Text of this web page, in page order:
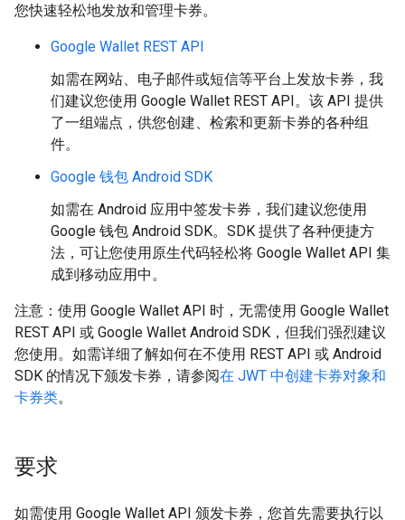
您快速轻松地发放和管理卡券。
Google Wallet REST API
如需在网站、电子邮件或短信等平台上发放卡券，我
们建议您使用 Google Wallet REST API。该 API 提供
了一组端点，供您创建、检索和更新卡券的各种组
件。
Google 钱包 Android SDK
如需在 Android 应用中签发卡券，我们建议您使用
Google 钱包 Android SDK。SDK 提供了各种便捷方
法，可让您使用原生代码轻松将 Google Wallet API 集
成到移动应用中。
注意：使用 Google Wallet API 时，无需使用 Google Wallet
REST API 或 Google Wallet Android SDK，但我们强烈建议
您使用。如需详细了解如何在不使用 REST API 或 Android
SDK 的情况下颁发卡券，请参阅在 JWT 中创建卡券对象和
卡券类。
要求
如需使用 Google Wallet API 颁发卡券，您首先需要执行以